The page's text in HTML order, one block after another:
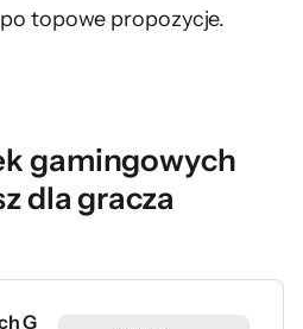
topowe propozycje.
gamingowych
dla gracza
G